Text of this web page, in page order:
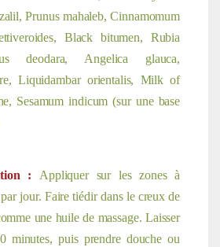
Prunus mahaleb, Cinnamomum
Black bitumen, Rubia
deodara, Angelica glauca,
Liquidambar orientalis, Milk of
Sesamum indicum (sur une base
:
Appliquer sur les zones à
jour. Faire tiédir dans le creux de
une huile de massage. Laisser
minutes, puis prendre douche ou